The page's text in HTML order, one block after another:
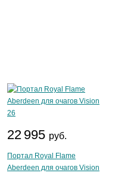
22 995 руб.
Портал Royal Flame
Aberdeen для очагов Vision